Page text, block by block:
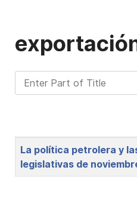
Enter Part of Title
Title
La política petrolera y
legislativas de